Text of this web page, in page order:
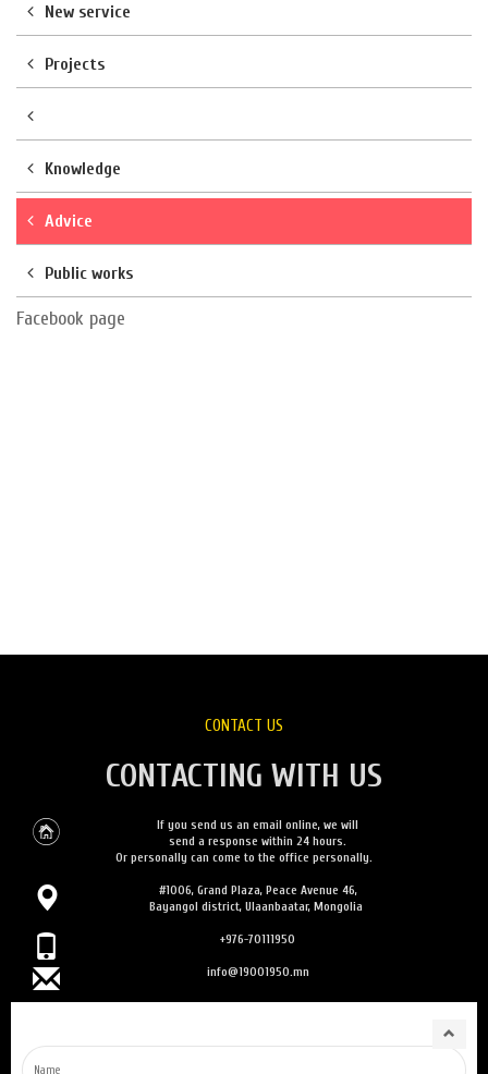
New service
Projects
Knowledge
Advice
Public works
Facebook page
CONTACT US
CONTACTING WITH US
If you send us an email online, we will
send a response within 24 hours.
Or personally can come to the office personally.
#1006, Grand Plaza, Peace Avenue 46,
Bayangol district, Ulaanbaatar, Mongolia
+976-70111950
info@19001950.mn